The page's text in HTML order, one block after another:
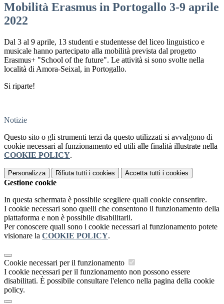
Mobilità Erasmus in Portogallo 3-9 aprile
2022
Dal 3 al 9 aprile, 13 studenti e studentesse del liceo linguistico e
musicale hanno partecipato alla mobilità prevista dal progetto
Erasmus+ "School of the future". Le attività si sono svolte nella
località di Amora-Seixal, in Portogallo.
Si riparte!
Notizie
Questo sito o gli strumenti terzi da questo utilizzati si avvalgono di
cookie necessari al funzionamento ed utili alle finalità illustrate nella
COOKIE POLICY.
Personalizza Rifiuta tutti i cookies Accetta tutti i cookies
Gestione cookie
In questa schermata è possibile scegliere quali cookie consentire.
I cookie necessari sono quelli che consentono il funzionamento della
piattaforma e non è possibile disabilitarli.
Per conoscere quali sono i cookie necessari al funzionamento potete
visionare la COOKIE POLICY.
Cookie necessari per il funzionamento
I cookie necessari per il funzionamento non possono essere
disabilitati. È possibile consultare l'elenco nella pagina della cookie
policy.